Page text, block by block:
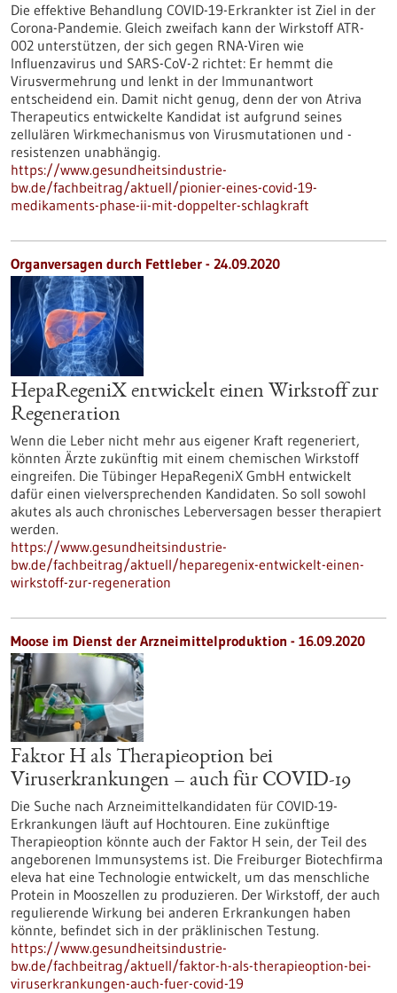
Die effektive Behandlung COVID-19-Erkrankter ist Ziel in der
Corona-Pandemie. Gleich zweifach kann der Wirkstoff ATR-
002 unterstützen, der sich gegen RNA-Viren wie
Influenzavirus und SARS-CoV-2 richtet: Er hemmt die
Virusvermehrung und lenkt in der Immunantwort
entscheidend ein. Damit nicht genug, denn der von Atriva
Therapeutics entwickelte Kandidat ist aufgrund seines
zellulären Wirkmechanismus von Virusmutationen und -
resistenzen unabhängig.
https://www.gesundheitsindustrie-
bw.de/fachbeitrag/aktuell/pionier-eines-covid-19-
medikaments-phase-ii-mit-doppelter-schlagkraft
Organversagen durch Fettleber - 24.09.2020
HepaRegeniX entwickelt einen Wirkstoff zur
Regeneration
Wenn die Leber nicht mehr aus eigener Kraft regeneriert,
könnten Ärzte zukünftig mit einem chemischen Wirkstoff
eingreifen. Die Tübinger HepaRegeniX GmbH entwickelt
dafür einen vielversprechenden Kandidaten. So soll sowohl
akutes als auch chronisches Leberversagen besser therapiert
werden.
https://www.gesundheitsindustrie-
bw.de/fachbeitrag/aktuell/heparegenix-entwickelt-einen-
wirkstoff-zur-regeneration
Moose im Dienst der Arzneimittelproduktion - 16.09.2020
Faktor H als Therapieoption bei
Viruserkrankungen – auch für COVID-19
Die Suche nach Arzneimittelkandidaten für COVID-19-
Erkrankungen läuft auf Hochtouren. Eine zukünftige
Therapieoption könnte auch der Faktor H sein, der Teil des
angeborenen Immunsystems ist. Die Freiburger Biotechfirma
eleva hat eine Technologie entwickelt, um das menschliche
Protein in Mooszellen zu produzieren. Der Wirkstoff, der auch
regulierende Wirkung bei anderen Erkrankungen haben
könnte, befindet sich in der präklinischen Testung.
https://www.gesundheitsindustrie-
bw.de/fachbeitrag/aktuell/faktor-h-als-therapieoption-bei-
viruserkrankungen-auch-fuer-covid-19